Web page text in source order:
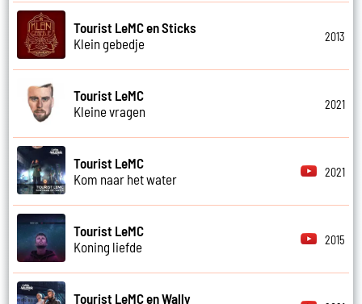
Tourist LeMC en Sticks
Klein gebedje
2013
Tourist LeMC
Kleine vragen
2021
Tourist LeMC
Kom naar het water
2021
Tourist LeMC
Koning liefde
2015
Tourist LeMC en Wally